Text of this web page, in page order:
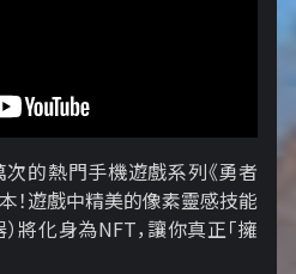
的熱門手機遊戲系列《勇者
！遊戲中精美的像素靈感技能
將化身為NFT，讓你真正「擁​​